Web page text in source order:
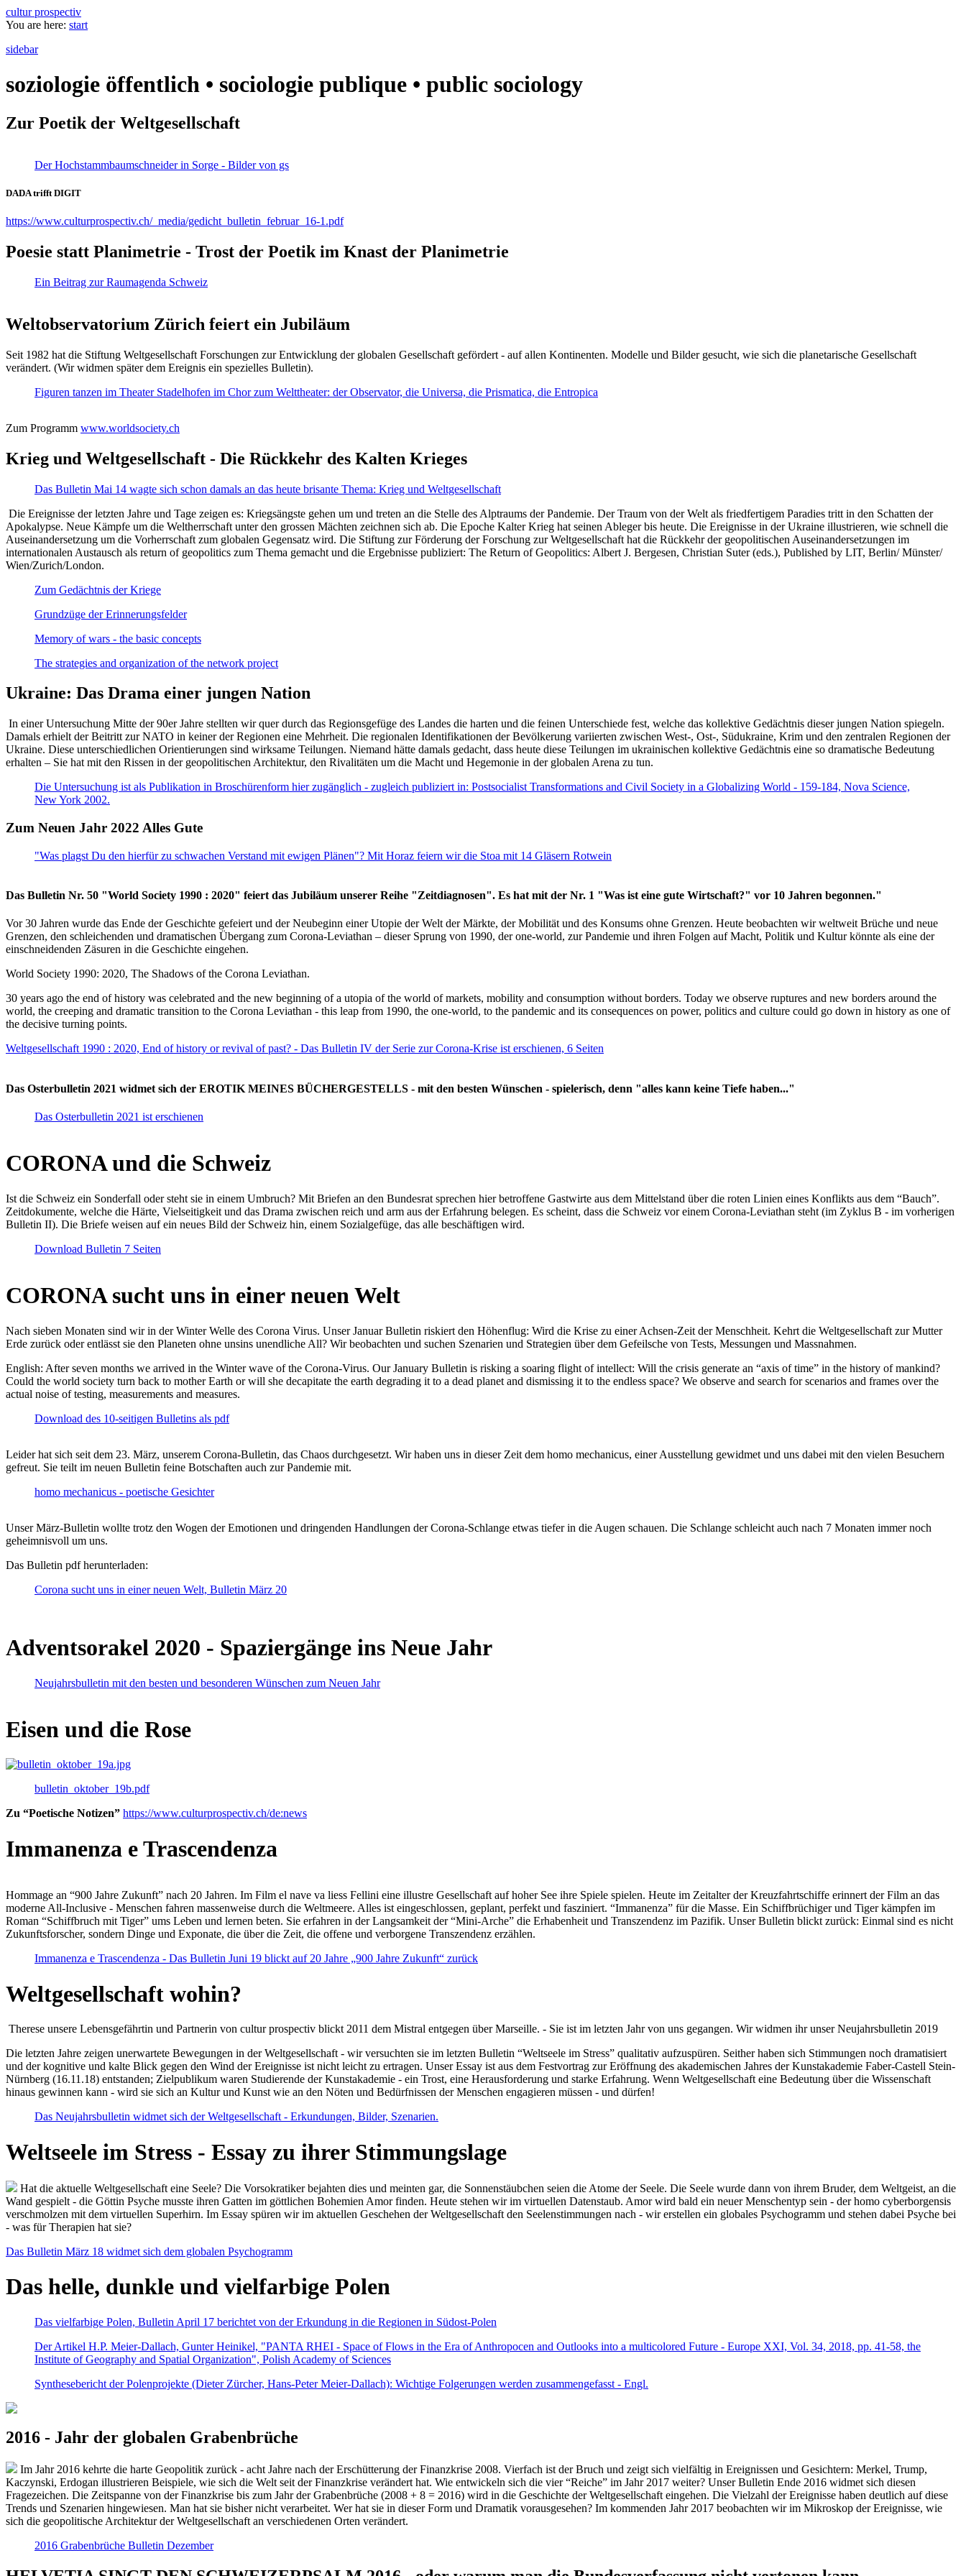
cultur prospectiv
You are here: start
sidebar
soziologie öffentlich • sociologie publique • public sociology
Zur Poetik der Weltgesellschaft
Der Hochstammbaumschneider in Sorge - Bilder von gs
DADA trifft DIGIT
https://www.culturprospectiv.ch/_media/gedicht_bulletin_februar_16-1.pdf
Poesie statt Planimetrie - Trost der Poetik im Knast der Planimetrie
Ein Beitrag zur Raumagenda Schweiz
Weltobservatorium Zürich feiert ein Jubiläum
Seit 1982 hat die Stiftung Weltgesellschaft Forschungen zur Entwicklung der globalen Gesellschaft gefördert - auf allen Kontinenten. Modelle und Bilder gesucht, wie sich die planetarische Gesellschaft
verändert. (Wir widmen später dem Ereignis ein spezielles Bulletin).
Figuren tanzen im Theater Stadelhofen im Chor zum Welttheater: der Observator, die Universa, die Prismatica, die Entropica
Zum Programm www.worldsociety.ch
Krieg und Weltgesellschaft - Die Rückkehr des Kalten Krieges
Das Bulletin Mai 14 wagte sich schon damals an das heute brisante Thema: Krieg und Weltgesellschaft
Die Ereignisse der letzten Jahre und Tage zeigen es: Kriegsängste gehen um und treten an die Stelle des Alptraums der Pandemie. Der Traum von der Welt als friedfertigem Paradies tritt in den Schatten der
Apokalypse. Neue Kämpfe um die Weltherrschaft unter den grossen Mächten zeichnen sich ab. Die Epoche Kalter Krieg hat seinen Ableger bis heute. Die Ereignisse in der Ukraine illustrieren, wie schnell die
Auseinandersetzung um die Vorherrschaft zum globalen Gegensatz wird. Die Stiftung zur Förderung der Forschung zur Weltgesellschaft hat die Rückkehr der geopolitischen Auseinandersetzungen im
internationalen Austausch als return of geopolitics zum Thema gemacht und die Ergebnisse publiziert: The Return of Geopolitics: Albert J. Bergesen, Christian Suter (eds.), Published by LIT, Berlin/ Münster/
Wien/Zurich/London.
Zum Gedächtnis der Kriege
Grundzüge der Erinnerungsfelder
Memory of wars - the basic concepts
The strategies and organization of the network project
Ukraine: Das Drama einer jungen Nation
In einer Untersuchung Mitte der 90er Jahre stellten wir quer durch das Regionsgefüge des Landes die harten und die feinen Unterschiede fest, welche das kollektive Gedächtnis dieser jungen Nation spiegeln.
Damals erhielt der Beitritt zur NATO in keiner der Regionen eine Mehrheit. Die regionalen Identifikationen der Bevölkerung variierten zwischen West-, Ost-, Südukraine, Krim und den zentralen Regionen der
Ukraine. Diese unterschiedlichen Orientierungen sind wirksame Teilungen. Niemand hätte damals gedacht, dass heute diese Teilungen im ukrainischen kollektive Gedächtnis eine so dramatische Bedeutung
erhalten – Sie hat mit den Rissen in der geopolitischen Architektur, den Rivalitäten um die Macht und Hegemonie in der globalen Arena zu tun.
Die Untersuchung ist als Publikation in Broschürenform hier zugänglich - zugleich publiziert in: Postsocialist Transformations and Civil Society in a Globalizing World - 159-184, Nova Science,
New York 2002.
Zum Neuen Jahr 2022 Alles Gute
"Was plagst Du den hierfür zu schwachen Verstand mit ewigen Plänen"? Mit Horaz feiern wir die Stoa mit 14 Gläsern Rotwein
Das Bulletin Nr. 50 "World Society 1990 : 2020" feiert das Jubiläum unserer Reihe "Zeitdiagnosen". Es hat mit der Nr. 1 "Was ist eine gute Wirtschaft?" vor 10 Jahren begonnen."
Vor 30 Jahren wurde das Ende der Geschichte gefeiert und der Neubeginn einer Utopie der Welt der Märkte, der Mobilität und des Konsums ohne Grenzen. Heute beobachten wir weltweit Brüche und neue
Grenzen, den schleichenden und dramatischen Übergang zum Corona-Leviathan – dieser Sprung von 1990, der one-world, zur Pandemie und ihren Folgen auf Macht, Politik und Kultur könnte als eine der
einschneidenden Zäsuren in die Geschichte eingehen.
World Society 1990: 2020, The Shadows of the Corona Leviathan.
30 years ago the end of history was celebrated and the new beginning of a utopia of the world of markets, mobility and consumption without borders. Today we observe ruptures and new borders around the
world, the creeping and dramatic transition to the Corona Leviathan - this leap from 1990, the one-world, to the pandemic and its consequences on power, politics and culture could go down in history as one of
the decisive turning points.
Weltgesellschaft 1990 : 2020, End of history or revival of past? - Das Bulletin IV der Serie zur Corona-Krise ist erschienen, 6 Seiten
Das Osterbulletin 2021 widmet sich der EROTIK MEINES BÜCHERGESTELLS - mit den besten Wünschen - spielerisch, denn "alles kann keine Tiefe haben..."
Das Osterbulletin 2021 ist erschienen
CORONA und die Schweiz
Ist die Schweiz ein Sonderfall oder steht sie in einem Umbruch? Mit Briefen an den Bundesrat sprechen hier betroffene Gastwirte aus dem Mittelstand über die roten Linien eines Konflikts aus dem “Bauch”.
Zeitdokumente, welche die Härte, Vielseitigkeit und das Drama zwischen reich und arm aus der Erfahrung belegen. Es scheint, dass die Schweiz vor einem Corona-Leviathan steht (im Zyklus B - im vorherigen
Bulletin II). Die Briefe weisen auf ein neues Bild der Schweiz hin, einem Sozialgefüge, das alle beschäftigen wird.
Download Bulletin 7 Seiten
CORONA sucht uns in einer neuen Welt
Nach sieben Monaten sind wir in der Winter Welle des Corona Virus. Unser Januar Bulletin riskiert den Höhenflug: Wird die Krise zu einer Achsen-Zeit der Menschheit. Kehrt die Weltgesellschaft zur Mutter
Erde zurück oder entlässt sie den Planeten ohne unsins unendliche All? Wir beobachten und suchen Szenarien und Strategien über dem Gefeilsche von Tests, Messungen und Massnahmen.
English: After seven months we arrived in the Winter wave of the Corona-Virus. Our January Bulletin is risking a soaring flight of intellect: Will the crisis generate an “axis of time” in the history of mankind?
Could the world society turn back to mother Earth or will she decapitate the earth degrading it to a dead planet and dismissing it to the endless space? We observe and search for scenarios and frames over the
actual noise of testing, measurements and measures.
Download des 10-seitigen Bulletins als pdf
Leider hat sich seit dem 23. März, unserem Corona-Bulletin, das Chaos durchgesetzt. Wir haben uns in dieser Zeit dem homo mechanicus, einer Ausstellung gewidmet und uns dabei mit den vielen Besuchern
gefreut. Sie teilt im neuen Bulletin feine Botschaften auch zur Pandemie mit.
homo mechanicus - poetische Gesichter
Unser März-Bulletin wollte trotz den Wogen der Emotionen und dringenden Handlungen der Corona-Schlange etwas tiefer in die Augen schauen. Die Schlange schleicht auch nach 7 Monaten immer noch
geheimnisvoll um uns.
Das Bulletin pdf herunterladen:
Corona sucht uns in einer neuen Welt, Bulletin März 20
Adventsorakel 2020 - Spaziergänge ins Neue Jahr
Neujahrsbulletin mit den besten und besonderen Wünschen zum Neuen Jahr
Eisen und die Rose
bulletin_oktober_19b.pdf
Zu “Poetische Notizen” https://www.culturprospectiv.ch/de:news
Immanenza e Trascendenza
Hommage an “900 Jahre Zukunft” nach 20 Jahren. Im Film el nave va liess Fellini eine illustre Gesellschaft auf hoher See ihre Spiele spielen. Heute im Zeitalter der Kreuzfahrtschiffe erinnert der Film an das
moderne All-Inclusive - Menschen fahren massenweise durch die Weltmeere. Alles ist eingeschlossen, geplant, perfekt und fasziniert. “Immanenza” für die Masse. Ein Schiffbrüchiger und Tiger kämpfen im
Roman “Schiffbruch mit Tiger” ums Leben und lernen beten. Sie erfahren in der Langsamkeit der “Mini-Arche” die Erhabenheit und Transzendenz im Pazifik. Unser Bulletin blickt zurück: Einmal sind es nicht
Zukunftsforscher, sondern Dinge und Exponate, die über die Zeit, die offene und verborgene Transzendenz erzählen.
Immanenza e Trascendenza - Das Bulletin Juni 19 blickt auf 20 Jahre „900 Jahre Zukunft“ zurück
Weltgesellschaft wohin?
Therese unsere Lebensgefährtin und Partnerin von cultur prospectiv blickt 2011 dem Mistral entgegen über Marseille. - Sie ist im letzten Jahr von uns gegangen. Wir widmen ihr unser Neujahrsbulletin 2019
Die letzten Jahre zeigen unerwartete Bewegungen in der Weltgesellschaft - wir versuchten sie im letzten Bulletin “Weltseele im Stress” qualitativ aufzuspüren. Seither haben sich Stimmungen noch dramatisiert
und der kognitive und kalte Blick gegen den Wind der Ereignisse ist nicht leicht zu ertragen. Unser Essay ist aus dem Festvortrag zur Eröffnung des akademischen Jahres der Kunstakademie Faber-Castell Stein-
Nürnberg (16.11.18) entstanden; Zielpublikum waren Studierende der Kunstakademie - ein Trost, eine Herausforderung und starke Erfahrung. Wenn Weltgesellschaft eine Bedeutung über die Wissenschaft
hinaus gewinnen kann - wird sie sich an Kultur und Kunst wie an den Nöten und Bedürfnissen der Menschen engagieren müssen - und dürfen!
Das Neujahrsbulletin widmet sich der Weltgesellschaft - Erkundungen, Bilder, Szenarien.
Weltseele im Stress - Essay zu ihrer Stimmungslage
Hat die aktuelle Weltgesellschaft eine Seele? Die Vorsokratiker bejahten dies und meinten gar, die Sonnenstäubchen seien die Atome der Seele. Die Seele wurde dann von ihrem Bruder, dem Weltgeist, an die
Wand gespielt - die Göttin Psyche musste ihren Gatten im göttlichen Bohemien Amor finden. Heute stehen wir im virtuellen Datenstaub. Amor wird bald ein neuer Menschentyp sein - der homo cyberborgensis
verschmolzen mit dem virtuellen Superhirn. Im Essay spüren wir im aktuellen Geschehen der Weltgesellschaft den Seelenstimmungen nach - wir erstellen ein globales Psychogramm und stehen dabei Psyche bei
- was für Therapien hat sie?
Das Bulletin März 18 widmet sich dem globalen Psychogramm
Das helle, dunkle und vielfarbige Polen
Das vielfarbige Polen, Bulletin April 17 berichtet von der Erkundung in die Regionen in Südost-Polen
Der Artikel H.P. Meier-Dallach, Gunter Heinikel, "PANTA RHEI - Space of Flows in the Era of Anthropocen and Outlooks into a multicolored Future - Europe XXI, Vol. 34, 2018, pp. 41-58, the
Institute of Geography and Spatial Organization", Polish Academy of Sciences
Synthesebericht der Polenprojekte (Dieter Zürcher, Hans-Peter Meier-Dallach): Wichtige Folgerungen werden zusammengefasst - Engl.
2016 - Jahr der globalen Grabenbrüche
Im Jahr 2016 kehrte die harte Geopolitik zurück - acht Jahre nach der Erschütterung der Finanzkrise 2008. Vierfach ist der Bruch und zeigt sich vielfältig in Ereignissen und Gesichtern: Merkel, Trump,
Kaczynski, Erdogan illustrieren Beispiele, wie sich die Welt seit der Finanzkrise verändert hat. Wie entwickeln sich die vier “Reiche” im Jahr 2017 weiter? Unser Bulletin Ende 2016 widmet sich diesen
Fragezeichen. Die Zeitspanne von der Finanzkrise bis zum Jahr der Grabenbrüche (2008 + 8 = 2016) wird in die Geschichte der Weltgesellschaft eingehen. Die Vielzahl der Ereignisse haben deutlich auf diese
Trends und Szenarien hingewiesen. Man hat sie bisher nicht verarbeitet. Wer hat sie in dieser Form und Dramatik vorausgesehen? Im kommenden Jahr 2017 beobachten wir im Mikroskop der Ereignisse, wie
sich die geopolitische Architektur der Weltgesellschaft an verschiedenen Orten verändert.
2016 Grabenbrüche Bulletin Dezember